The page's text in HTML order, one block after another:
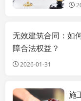
无效建筑合同：如
障合法权益？
2026-01-31
施